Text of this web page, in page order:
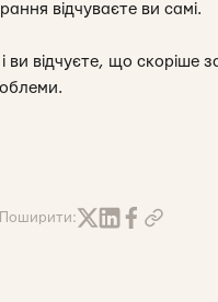
відчуваєте ви самі.
відчуєте, що скоріше
Поширити: